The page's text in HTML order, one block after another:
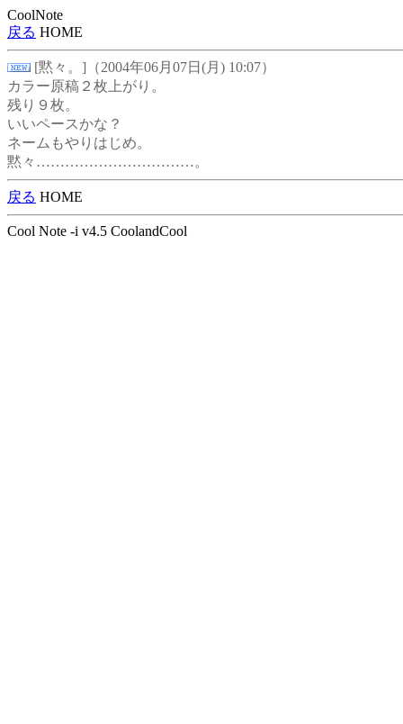
CoolNote
戻る HOME
[黙々。]（2004年06月07日(月) 10:07）
カラー原稿２枚上がり。
残り９枚。
いいペースかな？
ネームもやりはじめ。
黙々……………………………。
戻る HOME
Cool Note -i v4.5 CoolandCool